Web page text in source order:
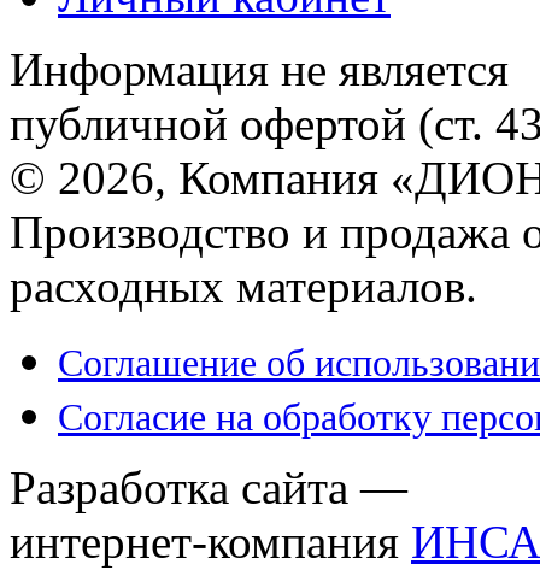
Информация не является
публичной офертой (ст.
© 2026, Компания
Производство и продажа
расходных материалов.
Соглашение об
Согласие на обработку
Разработка сайта —
интернет-компания